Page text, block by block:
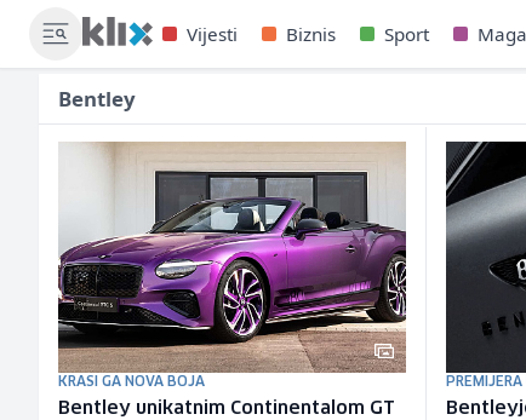
Vijesti Biznis Sport
Bentley
KRASI GA NOVA BOJA
Bentley unikatnim Continentalom GT